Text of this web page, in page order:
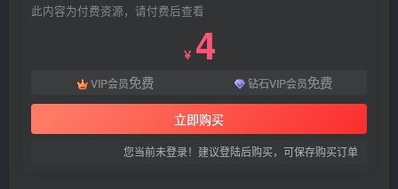
此内容为付费资源，请付费后查看
￥ 4
VIP会员免费 钻石VIP会员免费
立即购买
您当前未登录！建议登陆后购买，可保存购买订单